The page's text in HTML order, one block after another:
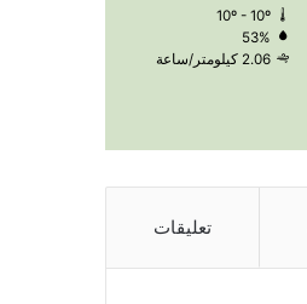
10º - 10º
53%
2.06 كيلومتر/ساعة
تعليقات